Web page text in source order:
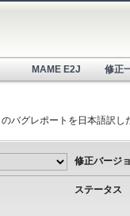
MAME E2J 修正
のバグレポートを日本語訳し
修正バージ
ステータス